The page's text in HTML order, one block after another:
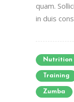
quam.
in duis
Nutrition
Training
Zumba